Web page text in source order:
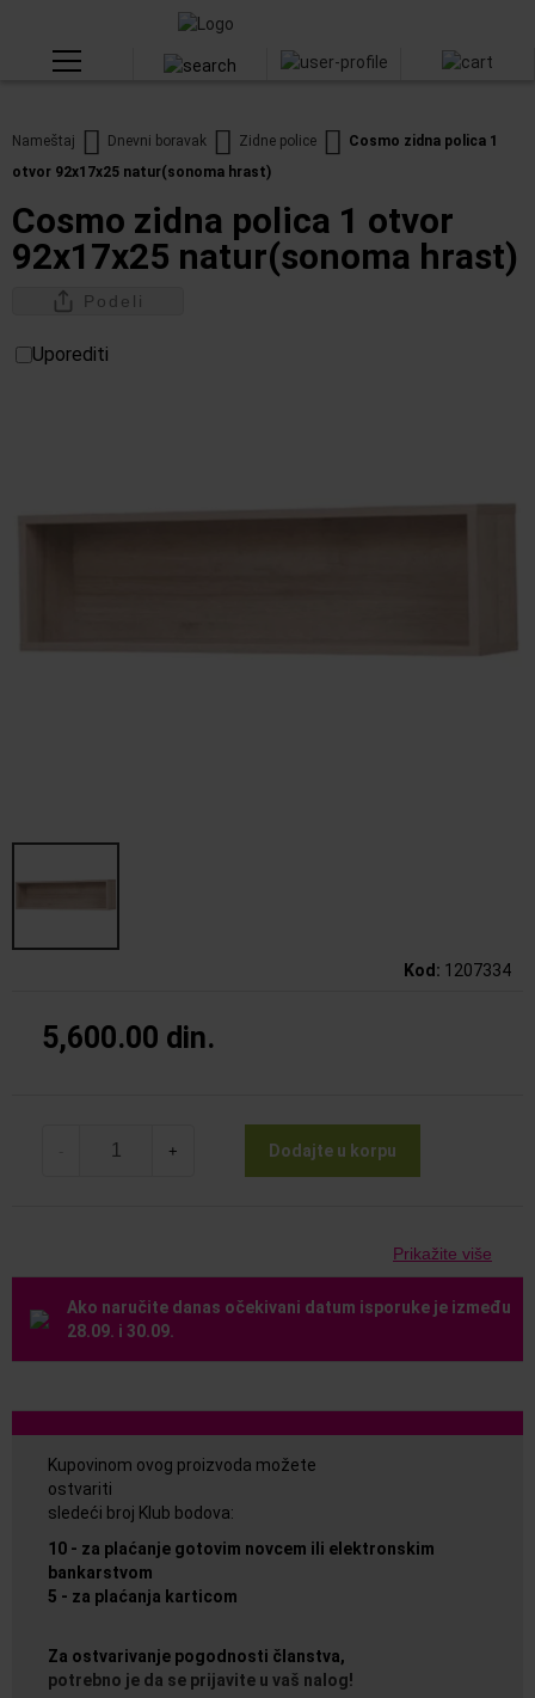
Nameštaj Dnevni boravak Zidne police
Cosmo zidna polica 1
otvor 92x17x25 natur(sonoma hrast)
Cosmo zidna polica 1 otvor
92x17x25 natur(sonoma hrast)
Podeli
Uporediti
Kod : 1207334
5,600.00 din.
+ Dodajte u korpu
Prikažite više
Ako naručite danas očekivani datum isporuke je između
28.09. i 30.09.
Kupovinom ovog proizvoda možete
ostvariti
sledeći broj Klub bodova:
10 - za plaćanje gotovim novcem ili elektronskim
bankarstvom
5 - za plaćanja karticom
Za ostvarivanje pogodnosti članstva,
potrebno je da se prijavite u vaš nalog!